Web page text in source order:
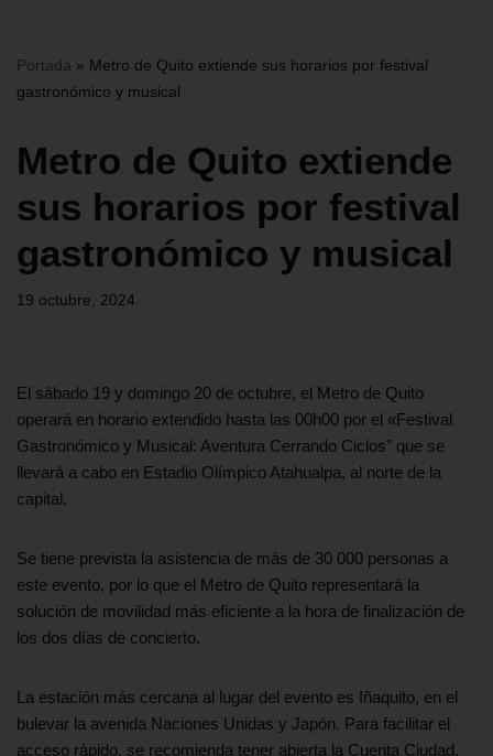
Portada » Metro de Quito extiende sus horarios por festival
gastronómico y musical
Metro de Quito extiende
sus horarios por festival
gastronómico y musical
19 octubre, 2024
El sábado 19 y domingo 20 de octubre, el Metro de Quito
operará en horario extendido hasta las 00h00 por el «Festival
Gastronómico y Musical: Aventura Cerrando Ciclos” que se
llevará a cabo en Estadio Olímpico Atahualpa, al norte de la
capital.
Se tiene prevista la asistencia de más de 30 000 personas a
este evento, por lo que el Metro de Quito representará la
solución de movilidad más eficiente a la hora de finalización de
los dos días de concierto.
La estación más cercana al lugar del evento es Iñaquito, en el
bulevar la avenida Naciones Unidas y Japón. Para facilitar el
acceso rápido, se recomienda tener abierta la Cuenta Ciudad,